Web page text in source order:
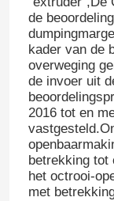
Twin Screw
Meerlaagse
Productielijn
PMMA
de
kader van de
overweging
de invoer uit
2016 tot en
betrekking tot
het octrooi-
met